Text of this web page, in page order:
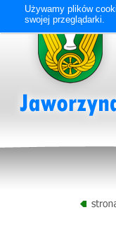
Używamy plików
swojej przeglądarki.